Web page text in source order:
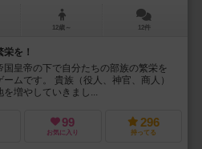
12歳～ 12件
を！
皇帝の下で自分たちの部族の繁栄を
ムです。 貴族（役人、神官、商人）
増やしていきまし...
99
お気に入り
296
持ってる